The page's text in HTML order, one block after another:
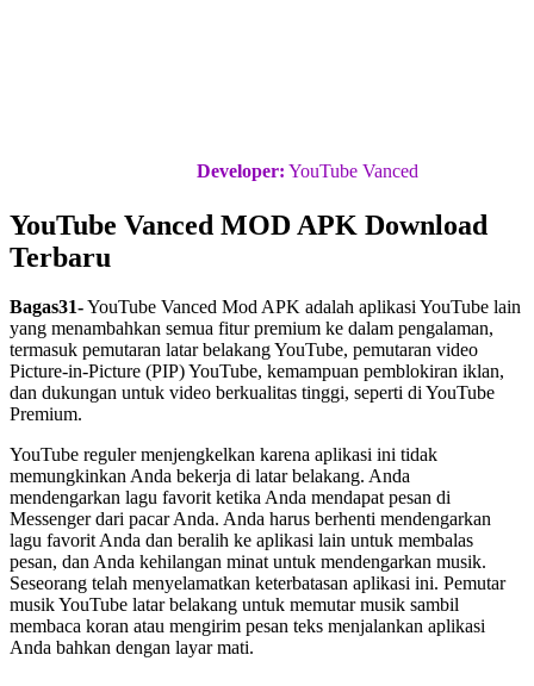
Developer: YouTube Vanced
YouTube Vanced MOD APK Download
Terbaru
Bagas31-YouTube Vanced Mod APK adalah aplikasi YouTube lain
yang menambahkan semua fitur premium ke dalam pengalaman,
termasuk pemutaran latar belakang YouTube, pemutaran video
Picture-in-Picture (PIP) YouTube, kemampuan pemblokiran iklan,
dan dukungan untuk video berkualitas tinggi, seperti di YouTube
Premium.
YouTube reguler menjengkelkan karena aplikasi ini tidak
memungkinkan Anda bekerja di latar belakang. Anda
mendengarkan lagu favorit ketika Anda mendapat pesan di
Messenger dari pacar Anda. Anda harus berhenti mendengarkan
lagu favorit Anda dan beralih ke aplikasi lain untuk membalas
pesan, dan Anda kehilangan minat untuk mendengarkan musik.
Seseorang telah menyelamatkan keterbatasan aplikasi ini. Pemutar
musik YouTube latar belakang untuk memutar musik sambil
membaca koran atau mengirim pesan teks menjalankan aplikasi
Anda bahkan dengan layar mati.